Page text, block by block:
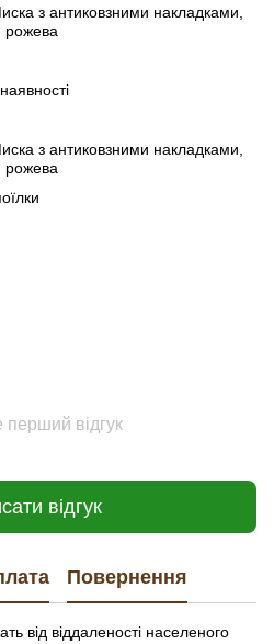
з антиковзними накладками,
рожева
з антиковзними накладками,
рожева
перший відгук
відгук
Повернення
від віддаленості населеного